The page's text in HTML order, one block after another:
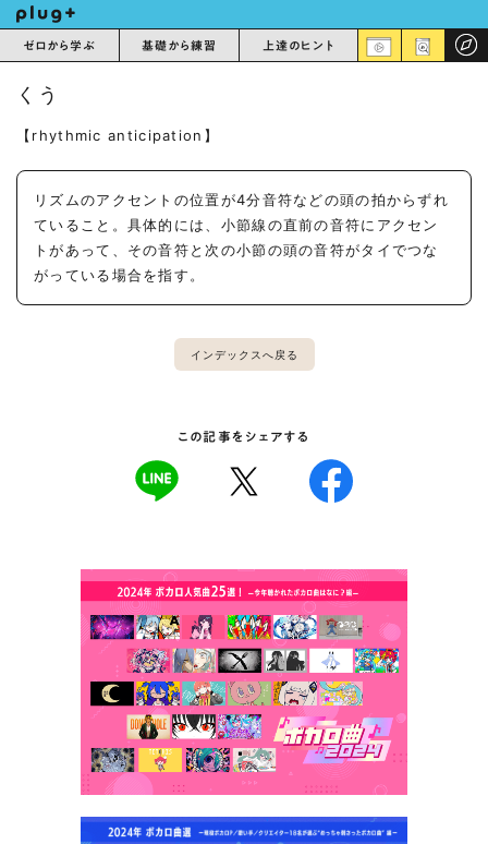
ゼロから学ぶ 基礎から練習 上達のヒント
くう
【rhythmic anticipation】
リズムのアクセントの位置が4分音符などの頭の拍からずれ
ていること。具体的には、小節線の直前の音符にアクセン
トがあって、その音符と次の小節の頭の音符がタイでつな
がっている場合を指す。
インデックスへ戻る
この記事をシェアする